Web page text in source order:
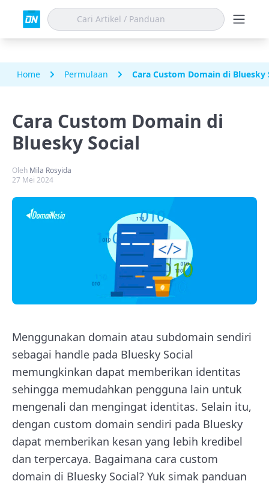
Home Permulaan Cara Custom Domain di Bluesky
Cara Custom Domain di
Bluesky Social
Oleh Mila Rosyida
27 Mei 2024
Menggunakan domain atau subdomain sendiri
sebagai handle pada Bluesky Social
memungkinkan dapat memberikan identitas
sehingga memudahkan pengguna lain untuk
mengenali dan mengingat identitas. Selain itu,
dengan custom domain sendiri pada Bluesky
dapat memberikan kesan yang lebih kredibel
dan terpercaya. Bagaimana cara custom
domain di Bluesky Social? Yuk simak panduan